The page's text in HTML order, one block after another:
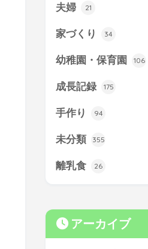
夫婦 21
家づくり 34
幼稚園・保育園 106
成長記録 175
手作り 94
未分類 355
離乳食 26
アーカイブ